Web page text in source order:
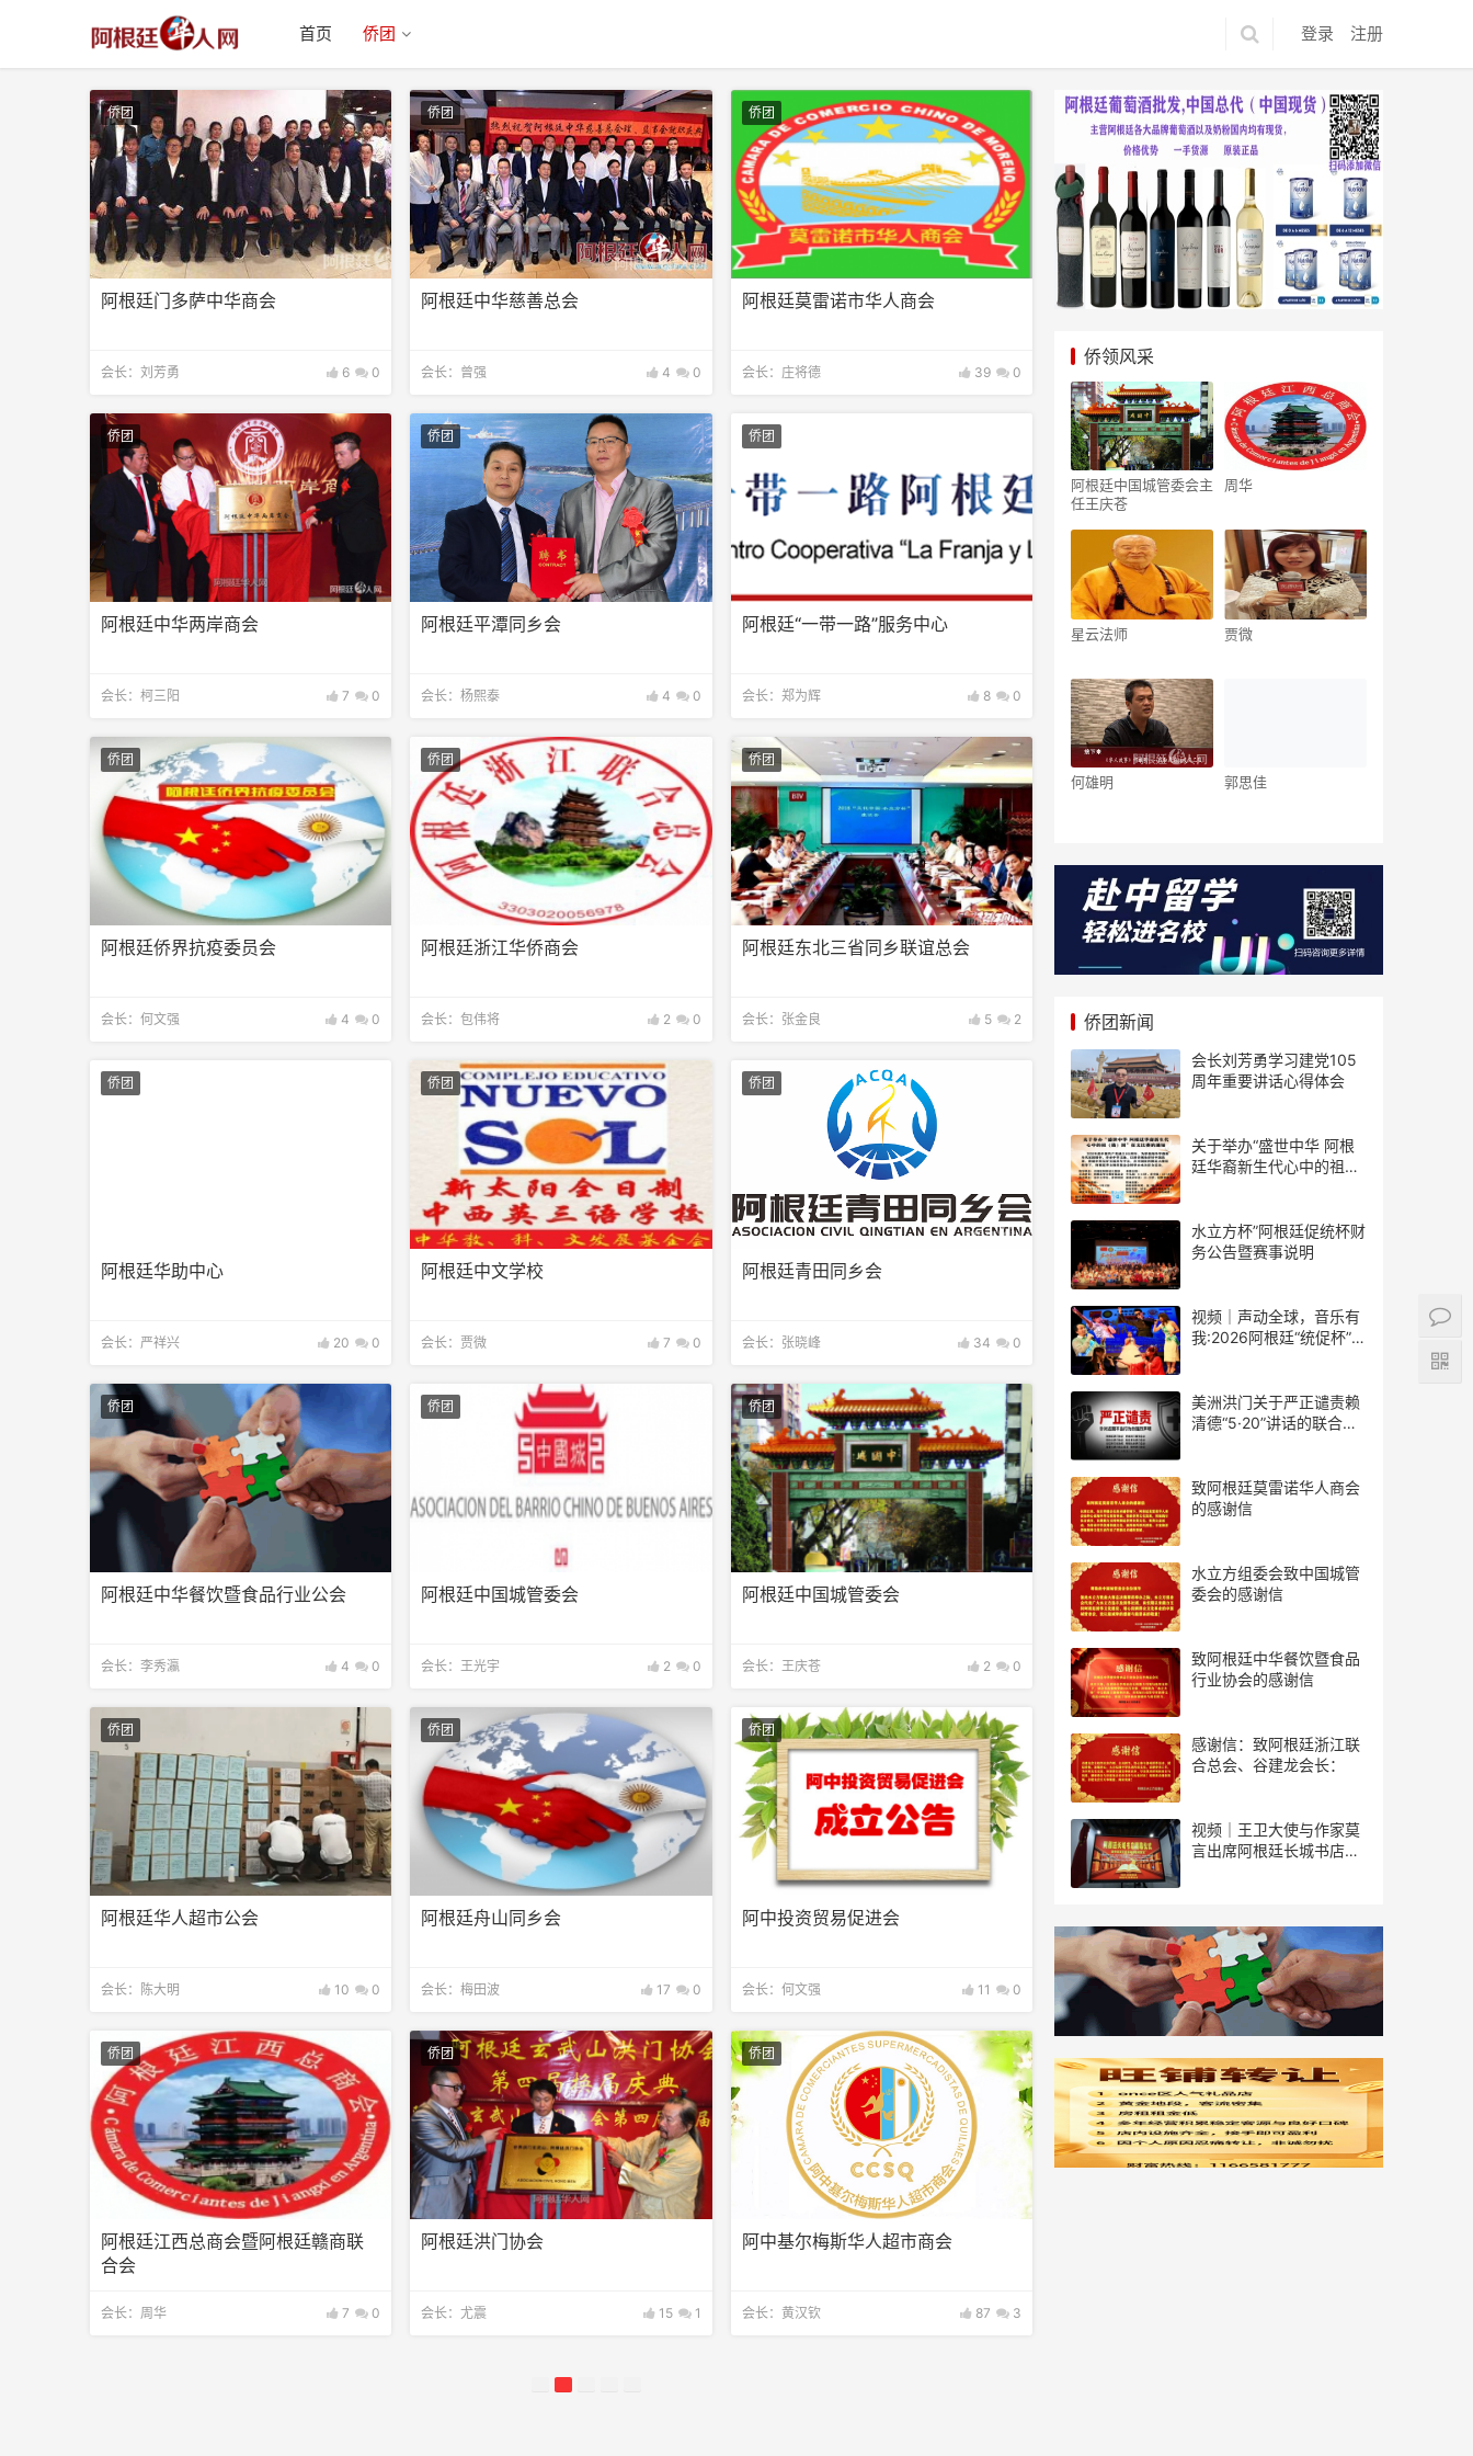
登录 注册
首页 侨团
侨团
阿根廷门多萨中华商会
会长：刘芳勇 6 0
侨团
阿根廷中华慈善总会
会长：曾强 4 0
侨团
阿根廷莫雷诺市华人商会
会长：庄将德 39 0
侨团
阿根廷中华两岸商会
会长：柯三阳 7 0
侨团
阿根廷平潭同乡会
会长：杨熙泰 4 0
侨团
阿根廷“一带一路”服务中心
会长：郑为辉 8 0
侨团
阿根廷侨界抗疫委员会
会长：何文强 4 0
侨团
阿根廷浙江华侨商会
会长：包伟将 2 0
侨团
阿根廷东北三省同乡联谊总会
会长：张金良 5 2
侨团
阿根廷华助中心
会长：严祥兴 20 0
侨团
阿根廷中文学校
会长：贾微 7 0
侨团
阿根廷青田同乡会
会长：张晓峰 34 0
侨团
阿根廷中华餐饮暨食品行业公会
会长：李秀瀛 4 0
侨团
阿根廷中国城管委会
会长：王光宇 2 0
侨团
阿根廷中国城管委会
会长：王庆苍 2 0
侨团
阿根廷华人超市公会
会长：陈大明 10 0
侨团
阿根廷舟山同乡会
会长：梅田波 17 0
侨团
阿中投资贸易促进会
会长：何文强 11 0
侨团
阿根廷江西总商会暨阿根廷赣商联
合会
会长：周华 7 0
侨团
阿根廷洪门协会
会长：尤震 15 1
侨团
阿中基尔梅斯华人超市商会
会长：黄汉钦 87 3
侨领风采
阿根廷中国城管委会主
任王庆苍
周华
星云法师 贾微
何雄明 郭思佳
侨团新闻
会长刘芳勇学习建党105
周年重要讲话心得体会
关于举办“盛世中华 阿根
廷华裔新生代心中的祖
水立方杯”阿根廷促统杯财
务公告暨赛事说明
视频｜声动全球，音乐有
我:2026阿根廷“统促杯”水
美洲洪门关于严正谴责赖
清德“5·20”讲话的联合声
致阿根廷莫雷诺华人商会
的感谢信
水立方组委会致中国城管
委会的感谢信
致阿根廷中华餐饮暨食品
行业协会的感谢信
感谢信：致阿根廷浙江联
合总会、谷建龙会长：
视频｜王卫大使与作家莫
言出席阿根廷长城书店揭